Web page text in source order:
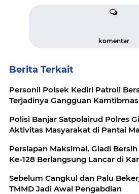
komentar
Berita Terkait
Personil Polsek Kediri Patroli Bersepeda Atensi
Terjadinya Gangguan Kamtibmas
Polisi Banjar Satpolairud Polres
Aktivitas Masyarakat di Pantai
Persiapan Maksimal, Gladi
Ke-128 Berlangsung Lancar di
Sebelum Cangkul dan Palu
TMMD Jadi Awal Pengabdian